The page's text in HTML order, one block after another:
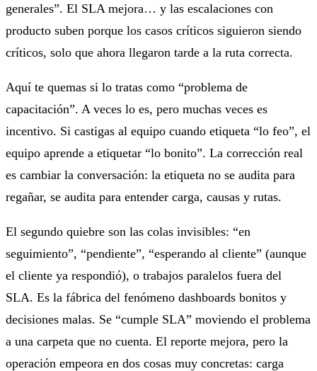
generales”. El SLA mejora… y las escalaciones con
producto suben porque los casos críticos siguieron siendo
críticos, solo que ahora llegaron tarde a la ruta correcta.
Aquí te quemas si lo tratas como “problema de
capacitación”. A veces lo es, pero muchas veces es
incentivo. Si castigas al equipo cuando etiqueta “lo feo”, el
equipo aprende a etiquetar “lo bonito”. La corrección real
es cambiar la conversación: la etiqueta no se audita para
regañar, se audita para entender carga, causas y rutas.
El segundo quiebre son las colas invisibles: “en
seguimiento”, “pendiente”, “esperando al cliente” (aunque
el cliente ya respondió), o trabajos paralelos fuera del
SLA. Es la fábrica del fenómeno dashboards bonitos y
decisiones malas. Se “cumple SLA” moviendo el problema
a una carpeta que no cuenta. El reporte mejora, pero la
operación empeora en dos cosas muy concretas: carga